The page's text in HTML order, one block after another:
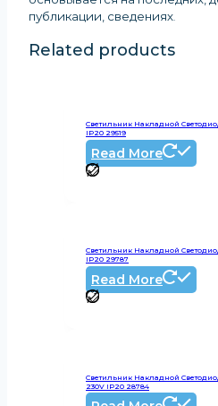
публикации, сведениях
Related products
Светильник Накладной
IP20 29519
Read More
Светильник Накладной
IP20 29787
Read More
Светильник Накладной
230V IP20 28784